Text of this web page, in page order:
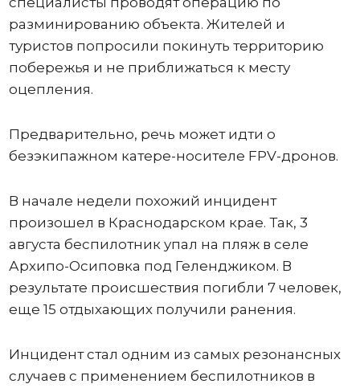
разминированию объекта. Жителей и
туристов попросили покинуть территорию
побережья и не приближаться к месту
оцепления.
Предварительно, речь может идти о
безэкипажном катере-носителе FPV-дронов.
В начале недели похожий инцидент
произошел в Краснодарском крае. Так, 3
августа беспилотник упал на пляж в селе
Архипо-Осиповка под Геленджиком. В
результате происшествия погибли 7 человек,
еще 15 отдыхающих получили ранения.
Инцидент стал одним из самых резонансных
случаев с применением беспилотников в